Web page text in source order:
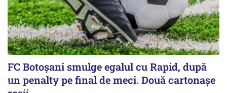
FC Botoşani smulge egalul cu Rapid, după
un penalty pe final de meci. Două cartonaşe